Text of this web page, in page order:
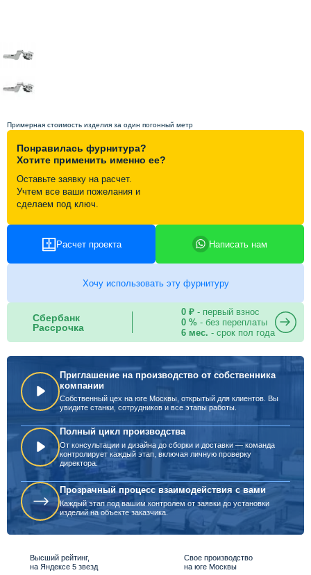
Контакты
Примерная стоимость изделия за один погонный метр
Понравилась фурнитура?
Хотите применить именно ее?
Оставьте заявку на расчет.
Учтем все ваши пожелания и
сделаем под ключ.
Расчет проекта Написать нам
Хочу использовать эту фурнитуру
Сбербанк
Рассрочка
0 ₽- первый взнос
0 %- без переплаты
6 мес. - срок пол года
Приглашение на производство от собственника
компании
Собственный цех на юге Москвы, открытый для клиентов. Вы
увидите станки, сотрудников и все этапы работы.
Полный цикл производства
От консультации и дизайна до сборки и доставки — команда
контролирует каждый этап, включая личную проверку
директора.
Прозрачный процесс взаимодействия с вами
Каждый этап под вашим контролем от заявки до установки
изделий на объекте заказчика.
Высший рейтинг,
на Яндексе 5 звезд
Свое производство
на юге Москвы